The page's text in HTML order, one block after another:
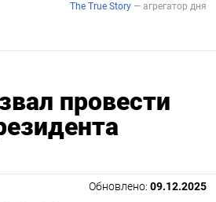
провести
Обновлено: 09.12.2025